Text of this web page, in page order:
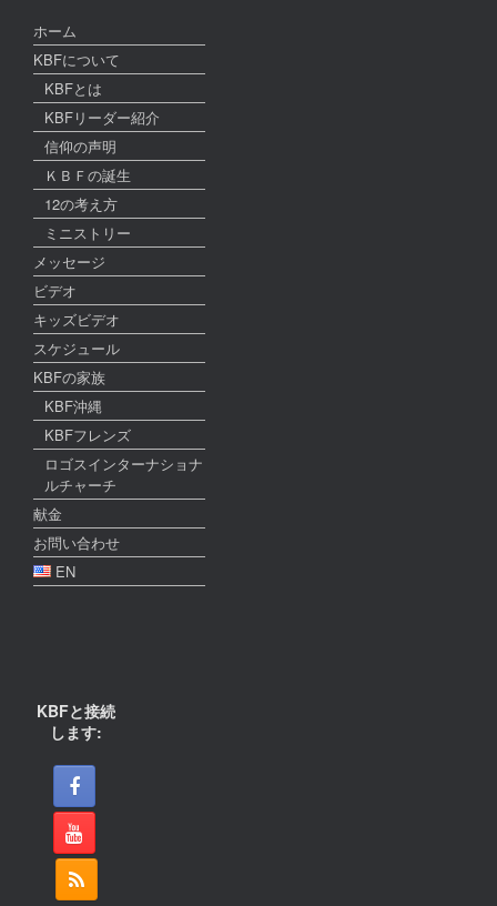
ホーム
KBFについて
KBFとは
KBFリーダー紹介
信仰の声明
ＫＢＦの誕生
12の考え方
ミニストリー
メッセージ
ビデオ
キッズビデオ
スケジュール
KBFの家族
KBF沖縄
KBFフレンズ
ロゴスインターナショナ
ルチャーチ
献金
お問い合わせ
EN
KBFと接続
します: